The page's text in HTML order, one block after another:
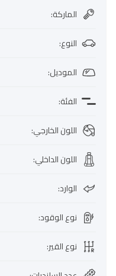
الماركة:
النوع:
الموديل:
الفئة:
اللون الخارجي:
اللون الداخلي:
الوارد:
نوع الوقود:
نوع القير: